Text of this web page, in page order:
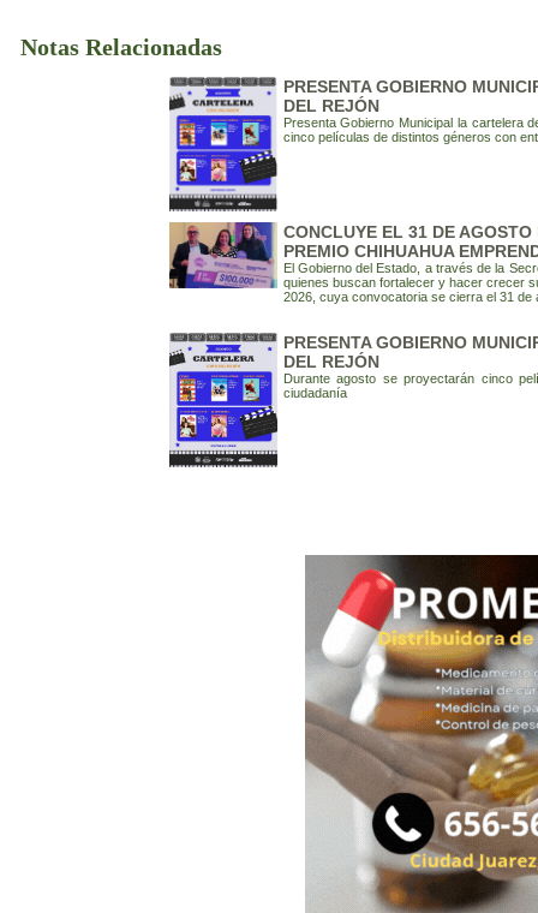
Notas Relacionadas
PRESENTA GOBIERNO
DEL REJÓN
Presenta Gobierno Municipal la cartelera
cinco películas de distintos géneros con
CONCLUYE EL 31 DE
PREMIO CHIHUAHUA
El Gobierno del Estado, a través de la
quienes buscan fortalecer y hacer crecer
2026, cuya convocatoria se cierra el 31 de
PRESENTA GOBIERNO
DEL REJÓN
Durante agosto se proyectarán cinco
ciudadanía